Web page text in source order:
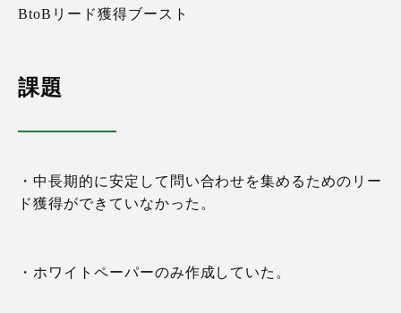
BtoBリード獲得ブースト
課題
・中長期的に安定して問い合わせを集めるためのリー
ド獲得ができていなかった。
・ホワイトペーパーのみ作成していた。